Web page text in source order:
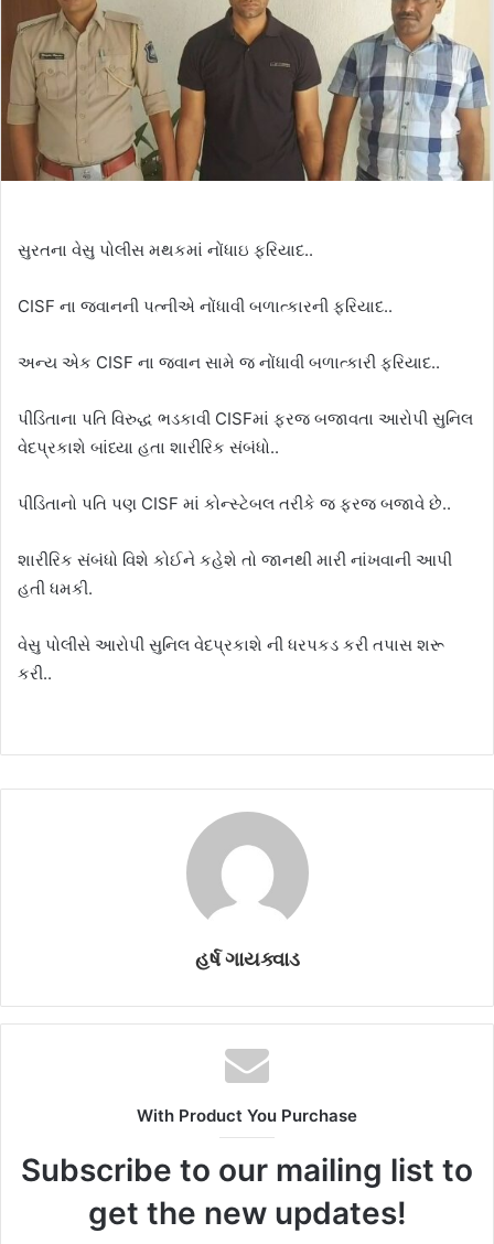
a
l
સુરતના વેસુ પોલીસ મથકમાં નોંધાઇ ફરિયાદ..
CISF ના જવાનની પત્નીએ નોંધાવી બળાત્કારની ફરિયાદ..
અન્ય એક CISF ના જવાન સામે જ નોંધાવી બળાત્કારી ફરિયાદ..
પીડિતાના પતિ વિરુદ્ધ ભડકાવી CISFમાં ફરજ બજાવતા આરોપી સુનિલ
વેદપ્રકાશે બાંધ્યા હતા શારીરિક સંબંધો..
પીડિતાનો પતિ પણ CISF માં કોન્સ્ટેબલ તરીકે જ ફરજ બજાવે છે..
શારીરિક સંબંધો વિશે કોઈને કહેશે તો જાનથી મારી નાંખવાની આપી
હતી ધમકી.
વેસુ પોલીસે આરોપી સુનિલ વેદપ્રકાશે ની ધરપકડ કરી તપાસ શરૂ
કરી..
હર્ષ ગાયક્વાડ
With Product You Purchase
Subscribe to our mailing list to
get the new updates!